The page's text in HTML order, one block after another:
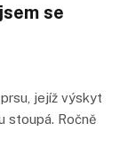
se
jejíž výskyt
stoupá. Ročně